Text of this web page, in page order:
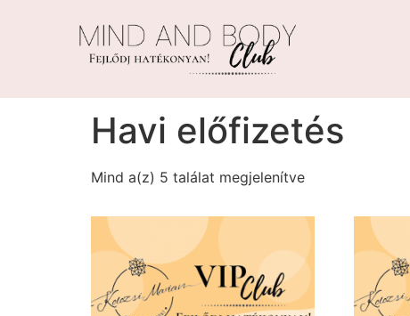
Havi előfizetés
Mind a(z) 5 találat megjelenítve